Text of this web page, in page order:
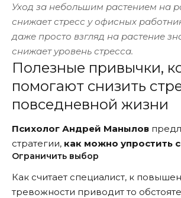
Уход за небольшим растением на
снижает стресс у офисных
даже просто взгляд на растение
снижает уровень стресса.
Полезные привычки,
помогают снизить
повседневной жизни
Психолог Андрей Манылов
стратегии, как можно упростить
Ограничить выбор
Как считает специалист, к
тревожности приводит то